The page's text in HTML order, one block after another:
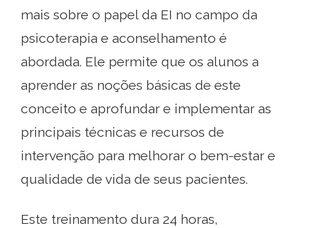
mais sobre o papel da EI no campo da
psicoterapia e aconselhamento é
abordada. Ele permite que os alunos a
aprender as noções básicas de este
conceito e aprofundar e implementar as
principais técnicas e recursos de
intervenção para melhorar o bem-estar e
qualidade de vida de seus pacientes.
Este treinamento dura 24 horas,